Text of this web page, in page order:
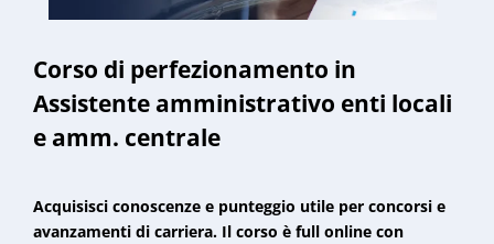
Corso di perfezionamento in
Assistente amministrativo enti locali
e amm. centrale
Acquisisci conoscenze e punteggio utile per concorsi e
avanzamenti di carriera. Il corso è full online con